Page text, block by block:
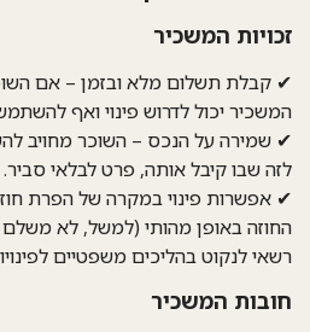
זכויות המשכיר
✔ קבלת תשלום מלא ובזמן – אם
המשכיר יכול לדרוש פינוי ואף
✔ שמירה על הנכס – השוכר מחויב
לזה שבו קיבל אותה, פרט לבלאי סביר.
✔ אפשרות פינוי במקרה של הפרת
החוזה באופן מהותי (למשל, לא
רשאי לנקוט בהליכים משפטיים
חובות המשכיר